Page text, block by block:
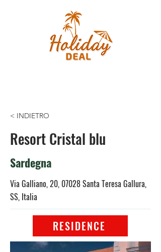
< INDIETRO
Resort Cristal blu
Sardegna
Via Galliano, 20, 07028 Santa Teresa Gallura,
SS, Italia
RESIDENCE